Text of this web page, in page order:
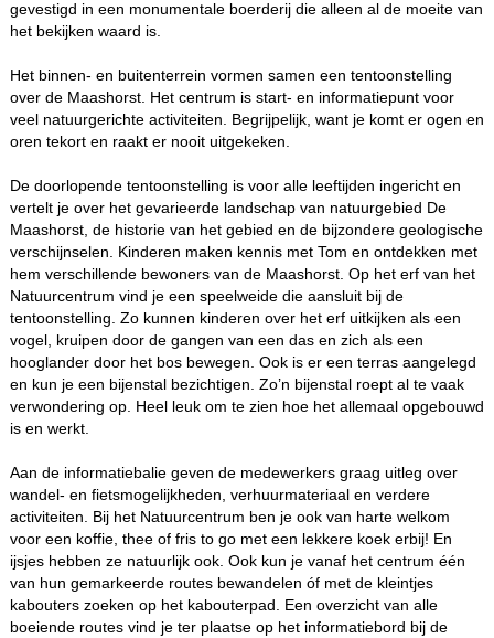
gevestigd in een monumentale boerderij die alleen al de moeite van
het bekijken waard is.
Het binnen- en buitenterrein vormen samen een tentoonstelling
over de Maashorst. Het centrum is start- en informatiepunt voor
veel natuurgerichte activiteiten. Begrijpelijk, want je komt er ogen en
oren tekort en raakt er nooit uitgekeken.
De doorlopende tentoonstelling is voor alle leeftijden ingericht en
vertelt je over het gevarieerde landschap van natuurgebied De
Maashorst, de historie van het gebied en de bijzondere geologische
verschijnselen. Kinderen maken kennis met Tom en ontdekken met
hem verschillende bewoners van de Maashorst. Op het erf van het
Natuurcentrum vind je een speelweide die aansluit bij de
tentoonstelling. Zo kunnen kinderen over het erf uitkijken als een
vogel, kruipen door de gangen van een das en zich als een
hooglander door het bos bewegen. Ook is er een terras aangelegd
en kun je een bijenstal bezichtigen. Zo’n bijenstal roept al te vaak
verwondering op. Heel leuk om te zien hoe het allemaal opgebouwd
is en werkt.
Aan de informatiebalie geven de medewerkers graag uitleg over
wandel- en fietsmogelijkheden, verhuurmateriaal en verdere
activiteiten. Bij het Natuurcentrum ben je ook van harte welkom
voor een koffie, thee of fris to go met een lekkere koek erbij! En
ijsjes hebben ze natuurlijk ook. Ook kun je vanaf het centrum één
van hun gemarkeerde routes bewandelen óf met de kleintjes
kabouters zoeken op het kabouterpad. Een overzicht van alle
boeiende routes vind je ter plaatse op het informatiebord bij de